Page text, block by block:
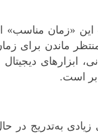
*استان ها
اصفهان
این «زمان مناسب»
و منتظر ماندن برای
ابزارهای دیجیتال
است.
به‌تدریج در